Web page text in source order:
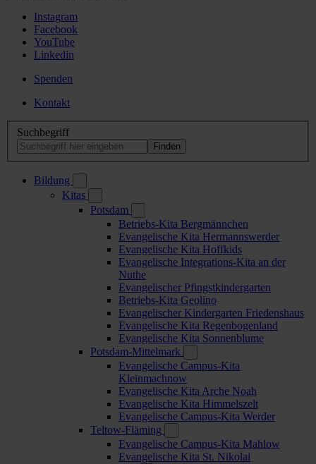
Instagram
Facebook
YouTube
Linkedin
Spenden
Kontakt
Suchbegriff
Bildung
Kitas
Potsdam
Betriebs-Kita Bergmännchen
Evangelische Kita Hermannswerder
Evangelische Kita Hoffkids
Evangelische Integrations-Kita an der
Nuthe
Evangelischer Pfingstkindergarten
Betriebs-Kita Geolino
Evangelischer Kindergarten Friedenshaus
Evangelische Kita Regenbogenland
Evangelische Kita Sonnenblume
Potsdam-Mittelmark
Evangelische Campus-Kita
Kleinmachnow
Evangelische Kita Arche Noah
Evangelische Kita Himmelszelt
Evangelische Campus-Kita Werder
Teltow-Fläming
Evangelische Campus-Kita Mahlow
Evangelische Kita St. Nikolai